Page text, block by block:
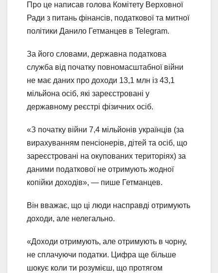
Про це написав голова Комітету Верховної
Ради з питань фінансів, податкової та митної
політики Данило Гетманцев в Telegram.
За його словами, державна податкова
служба від початку повномасштабної війни
не має даних про доходи 13,1 млн із 43,1
мільйона осіб, які зареєстровані у
державному реєстрі фізичних осіб.
«З початку війни 7,4 мільйонів українців (за
вирахуванням пенсіонерів, дітей та осіб, що
зареєстровані на окупованих територіях) за
даними податкової не отримують жодної
копійки доходів», — пише Гетманцев.
Він вважає, що ці люди насправді отримують
доходи, але нелегально.
«Доходи отримують, але отримують в чорну,
не сплачуючи податки. Цифра ще більше
шокує коли ти розумієш, що протягом